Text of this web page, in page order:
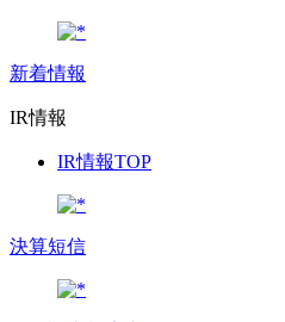
新着情報
IR情報
IR情報TOP
決算短信